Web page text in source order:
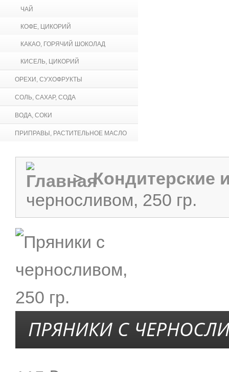
ЧАЙ
КОФЕ, ЦИКОРИЙ
КАКАО, ГОРЯЧИЙ ШОКОЛАД
КИСЕЛЬ, ЦИКОРИЙ
ОРЕХИ, СУХОФРУКТЫ
СОЛЬ, САХАР, СОДА
ВОДА, СОКИ
ПРИПРАВЫ, РАСТИТЕЛЬНОЕ МАСЛО
> Кондитерские
черносливом, 250 гр.
ПРЯНИКИ С